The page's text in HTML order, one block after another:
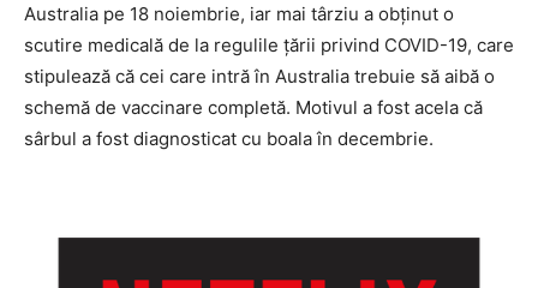
Australia pe 18 noiembrie, iar mai târziu a obținut o
scutire medicală de la regulile țării privind COVID-19, care
stipulează că cei care intră în Australia trebuie să aibă o
schemă de vaccinare completă. Motivul a fost acela că
sârbul a fost diagnosticat cu boala în decembrie.